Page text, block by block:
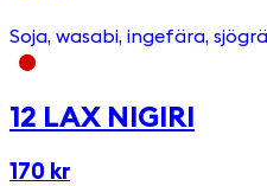
Soja, wasabi, ingefära,
12 LAX NIGIRI
170 kr